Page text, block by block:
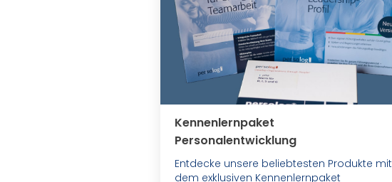
Kennenlernpaket
Personalentwicklung
Entdecke unsere beliebtesten Produkte mit
dem exklusiven Kennenlernpaket